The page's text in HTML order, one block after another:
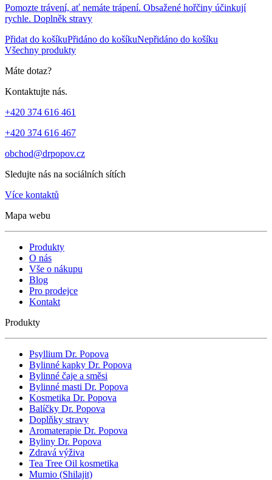
z 5 na
zákazníků
Pomozte trávení, ať nemáte trápení. Obsažené hořčiny účinkují
rychle. Doplněk stravy
Přidat do košíkuPřidáno do košíkuNepřidáno do košíku
Všechny produkty
Máte dotaz?
Kontaktujte nás.
+420 374 616 461
+420 374 616 467
obchod@drpopov.cz
Sledujte nás na sociálních sítích
Více kontaktů
Mapa webu
Produkty
O nás
Vše o nákupu
Blog
Pro prodejce
Kontakt
Produkty
Psyllium Dr. Popova
Bylinné kapky Dr. Popova
Bylinné čaje a směsi
Bylinné masti Dr. Popova
Kosmetika Dr. Popova
Balíčky Dr. Popova
Doplňky stravy
Aromaterapie Dr. Popova
Byliny Dr. Popova
Zdravá výživa
Tea Tree Oil kosmetika
Mumio (Shilajit)